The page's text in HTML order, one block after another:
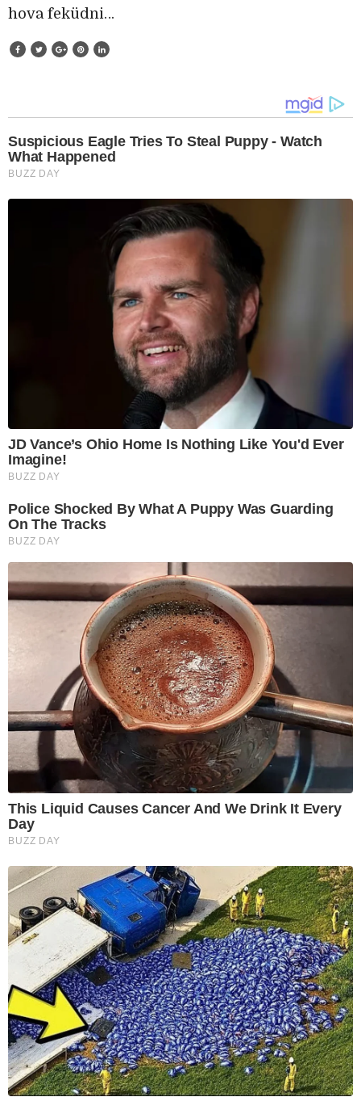
hova feküdni…
Suspicious Eagle Tries To Steal Puppy - Watch
What Happened
BUZZ DAY
JD Vance’s Ohio Home Is Nothing Like You'd Ever
Imagine!
BUZZ DAY
Police Shocked By What A Puppy Was Guarding
On The Tracks
BUZZ DAY
This Liquid Causes Cancer And We Drink It Every
Day
BUZZ DAY